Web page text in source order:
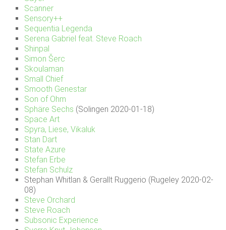
Scanner
Sensory++
Sequentia Legenda
Serena Gabriel feat. Steve Roach
Shinpal
Simon Šerc
Skoulaman
Small Chief
Smooth Genestar
Son of Ohm
Sphäre Sechs (Solingen 2020-01-18)
Space Art
Spyra, Liese, Vikaluk
Stan Dart
State Azure
Stefan Erbe
Stefan Schulz
Stephan Whitlan & Gerallt Ruggerio (Rugeley 2020-02-
08)
Steve Orchard
Steve Roach
Subsonic Experience